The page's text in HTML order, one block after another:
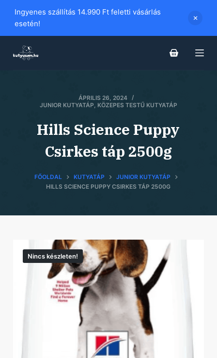
i
Ingyenes szállítás 14.990 Ft feletti vásárlás
esetén!
ÁPRILIS 26, 2024
JUNIOR KUTYATÁP, KÖZEPES TESTŰ KUTYATÁP
Hills Science Puppy
Csirkes táp 2500g
FŐOLDAL KUTYATÁP
JUNIOR KUTYATÁP
HILLS SCIENCE PUPPY CSIRKES TÁP 2500G
Nincs készleten!